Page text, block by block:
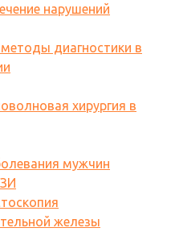
нарушений
диагностики в
хирургия в
мужчин
железы